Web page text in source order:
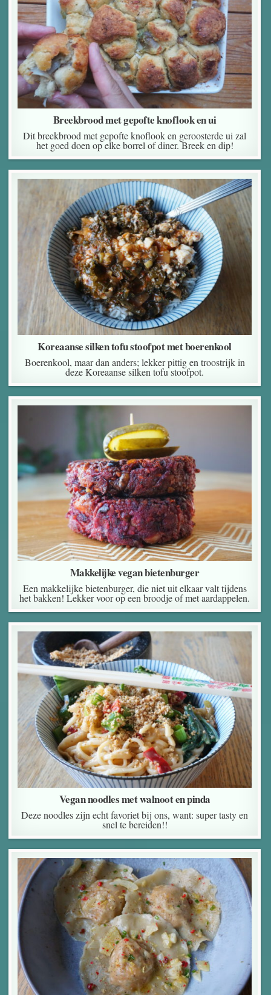
Breekbrood met gepofte knoflook en ui
Dit breekbrood met gepofte knoflook en geroosterde ui zal
het goed doen op elke borrel of diner. Breek en dip!
Koreaanse silken tofu stoofpot met boerenkool
Boerenkool, maar dan anders; lekker pittig en troostrijk in
deze Koreaanse silken tofu stoofpot.
Makkelijke vegan bietenburger
Een makkelijke bietenburger, die niet uit elkaar valt tijdens
het bakken! Lekker voor op een broodje of met aardappelen.
Vegan noodles met walnoot en pinda
Deze noodles zijn echt favoriet bij ons, want: super tasty en
snel te bereiden!!